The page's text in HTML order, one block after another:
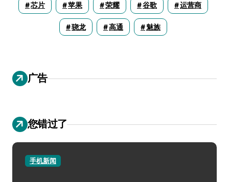
芯片 苹果 荣耀 谷歌 运营商
骁龙 高通 魅族
广告
您错过了
手机新闻